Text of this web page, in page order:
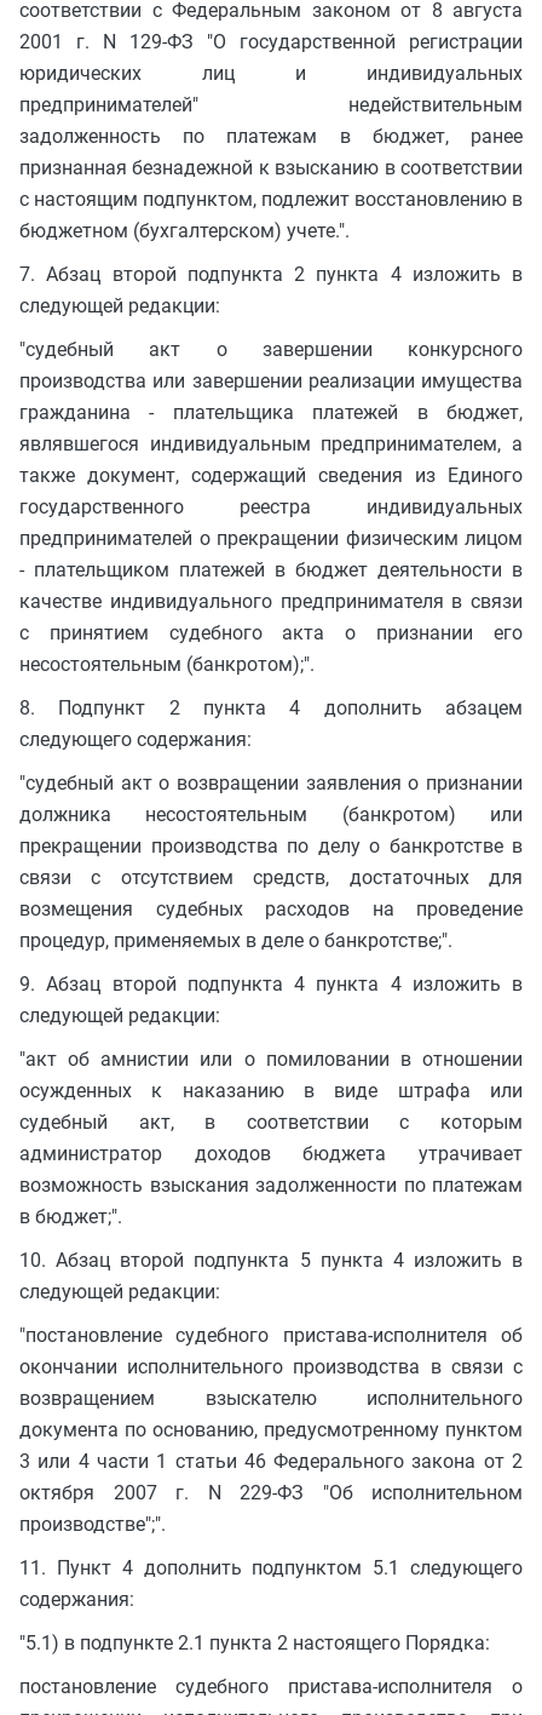
соответствии с Федеральным законом от 8 августа
2001 г. N 129-ФЗ "О государственной регистрации
юридических лиц и индивидуальных
предпринимателей" недействительным
задолженность по платежам в бюджет, ранее
признанная безнадежной к взысканию в соответствии
с настоящим подпунктом, подлежит восстановлению в
бюджетном (бухгалтерском) учете.".
7. Абзац второй подпункта 2 пункта 4 изложить в
следующей редакции:
"судебный акт о завершении конкурсного
производства или завершении реализации имущества
гражданина - плательщика платежей в бюджет,
являвшегося индивидуальным предпринимателем, а
также документ, содержащий сведения из Единого
государственного реестра индивидуальных
предпринимателей о прекращении физическим лицом
- плательщиком платежей в бюджет деятельности в
качестве индивидуального предпринимателя в связи
с принятием судебного акта о признании его
несостоятельным (банкротом);".
8. Подпункт 2 пункта 4 дополнить абзацем
следующего содержания:
"судебный акт о возвращении заявления о признании
должника несостоятельным (банкротом) или
прекращении производства по делу о банкротстве в
связи с отсутствием средств, достаточных для
возмещения судебных расходов на проведение
процедур, применяемых в деле о банкротстве;".
9. Абзац второй подпункта 4 пункта 4 изложить в
следующей редакции:
"акт об амнистии или о помиловании в отношении
осужденных к наказанию в виде штрафа или
судебный акт, в соответствии с которым
администратор доходов бюджета утрачивает
возможность взыскания задолженности по платежам
в бюджет;".
10. Абзац второй подпункта 5 пункта 4 изложить в
следующей редакции:
"постановление судебного пристава-исполнителя об
окончании исполнительного производства в связи с
возвращением взыскателю исполнительного
документа по основанию, предусмотренному пунктом
3 или 4 части 1 статьи 46 Федерального закона от 2
октября 2007 г. N 229-ФЗ "Об исполнительном
производстве";".
11. Пункт 4 дополнить подпунктом 5.1 следующего
содержания:
"5.1) в подпункте 2.1 пункта 2 настоящего Порядка:
постановление судебного пристава-исполнителя о